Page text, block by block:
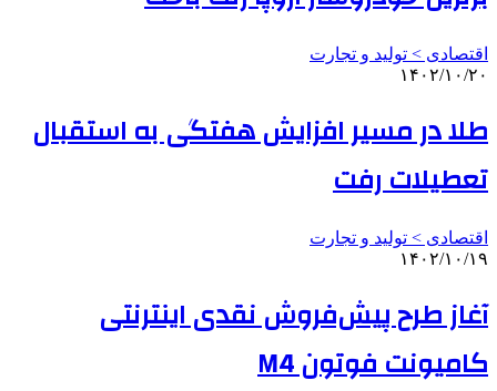
اقتصادی > تولید و تجارت
۱۴۰۲/۱۰/۲۰
طلا در مسیر افزایش هفتگی به استقبال
تعطیلات رفت
اقتصادی > تولید و تجارت
۱۴۰۲/۱۰/۱۹
آغاز طرح پیش‌فروش نقدی اینترنتی
کامیونت فوتون M4